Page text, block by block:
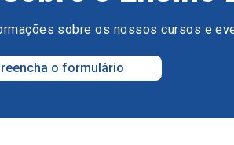
sobre os nossos cursos e
o formulário